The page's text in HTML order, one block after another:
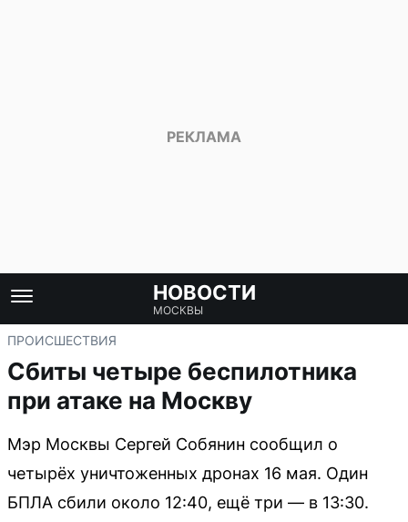
НОВОСТИ
МОСКВЫ
ПРОИСШЕСТВИЯ
Сбиты четыре беспилотника
при атаке на Москву
Мэр Москвы Сергей Собянин сообщил о
четырёх уничтоженных дронах 16 мая. Один
БПЛА сбили около 12:40, ещё три — в 13:30.